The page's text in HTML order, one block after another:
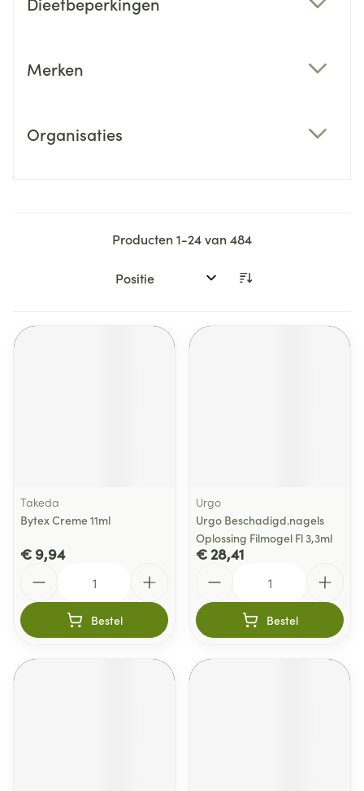
Merken
Organisaties
Producten1-24van484
Sorteer op:
Takeda
Bytex Creme 11ml
€ 9,94
Bestel
Urgo
Urgo Beschadigd.nagels
Oplossing Filmogel Fl 3,3ml
€ 28,41
Bestel